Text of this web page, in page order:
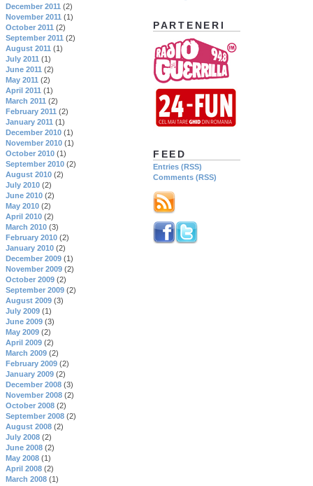
PARTENERI
FEED
Entries (RSS)
Comments (RSS)
December 2011 (2)
November 2011 (1)
October 2011 (2)
September 2011 (2)
August 2011 (1)
July 2011 (1)
June 2011 (2)
May 2011 (2)
April 2011 (1)
March 2011 (2)
February 2011 (2)
January 2011 (1)
December 2010 (1)
November 2010 (1)
October 2010 (1)
September 2010 (2)
August 2010 (2)
July 2010 (2)
June 2010 (2)
May 2010 (2)
April 2010 (2)
March 2010 (3)
February 2010 (2)
January 2010 (2)
December 2009 (1)
November 2009 (2)
October 2009 (2)
September 2009 (2)
August 2009 (3)
July 2009 (1)
June 2009 (3)
May 2009 (2)
April 2009 (2)
March 2009 (2)
February 2009 (2)
January 2009 (2)
December 2008 (3)
November 2008 (2)
October 2008 (2)
September 2008 (2)
August 2008 (2)
July 2008 (2)
June 2008 (2)
May 2008 (1)
April 2008 (2)
March 2008 (1)